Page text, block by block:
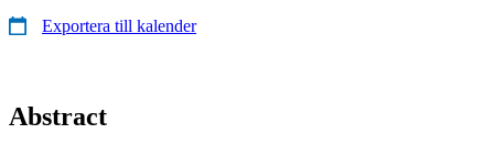
Exportera till kalender
Abstract